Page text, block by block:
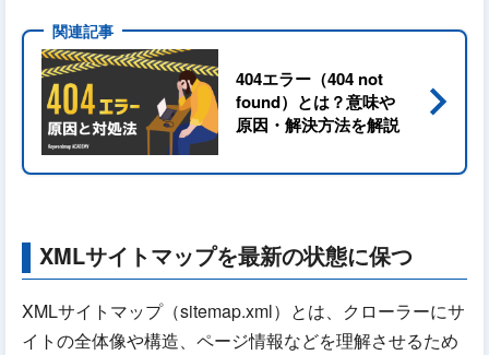
404エラー（404 not
found）とは？意味や
原因・解決方法を解説
navigate_next
XMLサイトマップを最新の状態に保つ
XMLサイトマップ（sitemap.xml）とは、クローラーにサ
イトの全体像や構造、ページ情報などを理解させるため